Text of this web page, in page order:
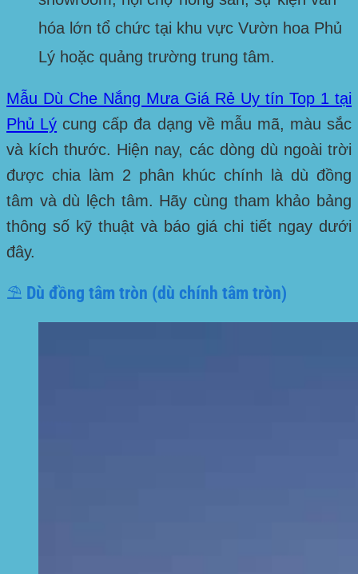
hóa lớn tổ chức tại khu vực Vườn hoa Phủ
Lý hoặc quảng trường trung tâm.
Mẫu Dù Che Nắng Mưa Giá Rẻ Uy tín Top 1 tại
Phủ Lý cung cấp đa dạng về mẫu mã, màu sắc
và kích thước. Hiện nay, các dòng dù ngoài trời
được chia làm 2 phân khúc chính là dù đồng
tâm và dù lệch tâm. Hãy cùng tham khảo bảng
thông số kỹ thuật và báo giá chi tiết ngay dưới
đây.
⛱️ Dù đồng tâm tròn (dù chính tâm tròn)